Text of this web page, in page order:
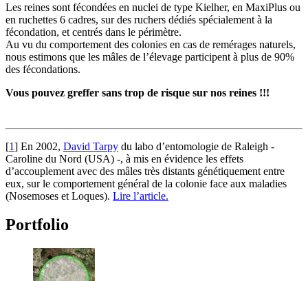
Les reines sont fécondées en nuclei de type Kielher, en MaxiPlus ou
en ruchettes 6 cadres, sur des ruchers dédiés spécialement à la
fécondation, et centrés dans le périmètre.
Au vu du comportement des colonies en cas de remérages naturels,
nous estimons que les mâles de l’élevage participent à plus de 90%
des fécondations.
Vous pouvez greffer sans trop de risque sur nos reines !!!
[1] En 2002, David Tarpy du labo d’entomologie de Raleigh -
Caroline du Nord (USA) -, à mis en évidence les effets
d’accouplement avec des mâles très distants génétiquement entre
eux, sur le comportement général de la colonie face aux maladies
(Nosemoses et Loques). Lire l’article.
Portfolio